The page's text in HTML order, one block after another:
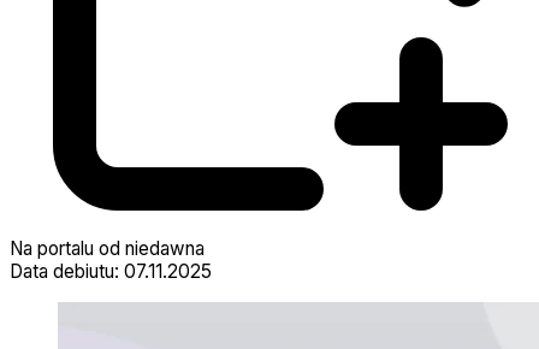
Na portalu od niedawna
Data debiutu: 07.11.2025